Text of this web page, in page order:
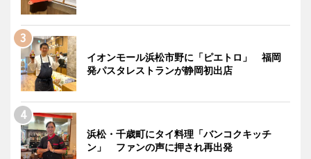
イオンモール浜松市野に「ピエトロ」 福岡
発パスタレストランが静岡初出店
浜松・千歳町にタイ料理「バンコクキッチ
ン」 ファンの声に押され再出発